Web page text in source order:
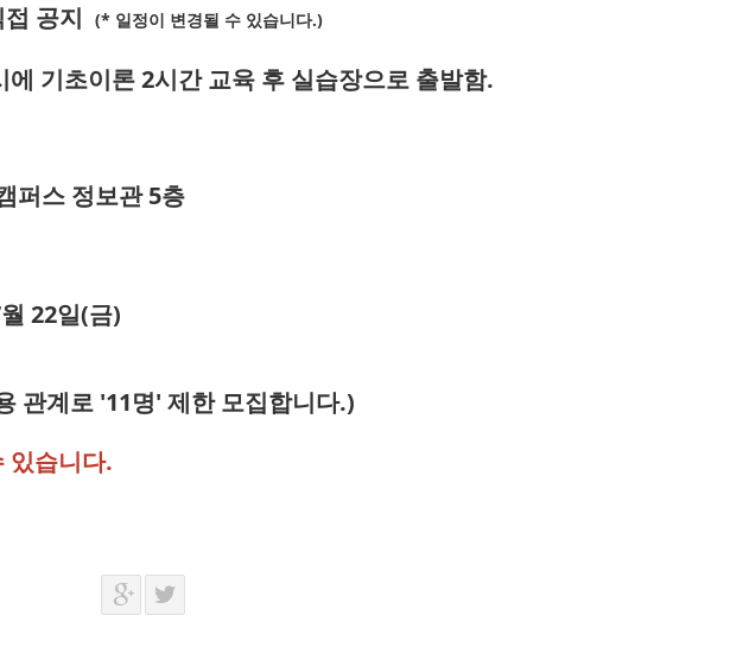
공지
(* 일정이 변경될 수 있습니다.)
기초이론 2시간 교육 후 실습장으로 출발함.
퍼스 정보관 5층
22일(금)
관계로 '11명' 제한 모집합니다.)
있습니다.